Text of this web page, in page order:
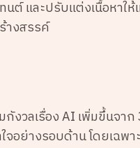
นต์ และปรับแต่งเนื้อหา
างสรรค์
งวลเรื่อง AI เพิ่มขึ้นจา
จอย่างรอบด้าน โดยเฉพ